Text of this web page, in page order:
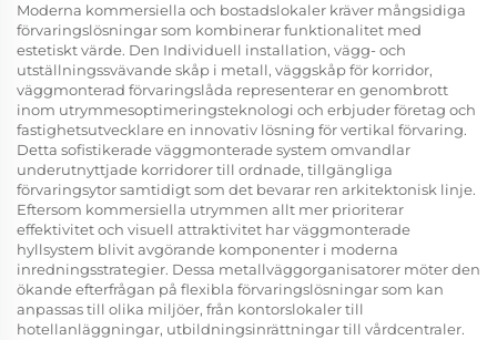
Moderna kommersiella och bostadslokaler kräver mångsidiga
förvaringslösningar som kombinerar funktionalitet med
estetiskt värde. Den Individuell installation, vägg- och
utställningssvävande skåp i metall, väggskåp för korridor,
väggmonterad förvaringslåda representerar en genombrott
inom utrymmesoptimeringsteknologi och erbjuder företag och
fastighetsutvecklare en innovativ lösning för vertikal förvaring.
Detta sofistikerade väggmonterade system omvandlar
underutnyttjade korridorer till ordnade, tillgängliga
förvaringsytor samtidigt som det bevarar ren arkitektonisk linje.
Eftersom kommersiella utrymmen allt mer prioriterar
effektivitet och visuell attraktivitet har väggmonterade
hyllsystem blivit avgörande komponenter i moderna
inredningsstrategier. Dessa metallväggorganisatorer möter den
ökande efterfrågan på flexibla förvaringslösningar som kan
anpassas till olika miljöer, från kontorslokaler till
hotellanläggningar, utbildningsinrättningar till vårdcentraler.